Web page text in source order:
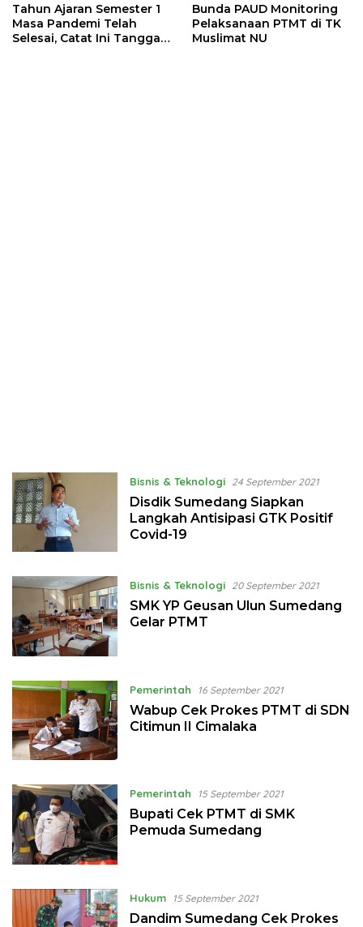
Tahun Ajaran Semester 1
Masa Pandemi Telah
Selesai, Catat Ini Tanggal
Bunda PAUD Monitoring
Pelaksanaan PTMT di TK
Muslimat NU
Bisnis & Teknologi 24 September 2021
Disdik Sumedang Siapkan
Langkah Antisipasi GTK Positif
Covid-19
Bisnis & Teknologi 20 September 2021
SMK YP Geusan Ulun Sumedang
Gelar PTMT
Pemerintah 16 September 2021
Wabup Cek Prokes PTMT di SDN
Citimun II Cimalaka
Pemerintah 15 September 2021
Bupati Cek PTMT di SMK
Pemuda Sumedang
Hukum 15 September 2021
Dandim Sumedang Cek Prokes